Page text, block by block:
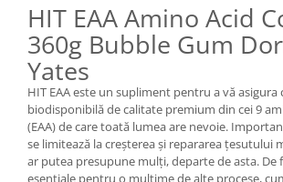
HIT EAA Amino Acid
360g Bubble Gum
Yates
HIT EAA este un supliment pentru a vă
biodisponibilă de calitate premium din cei 9
(EAA) de care toată lumea are nevoie.
se limitează la creșterea și repararea țesutului
ar putea presupune mulți, departe de asta. De
esențiale pentru o mulțime de alte procese,